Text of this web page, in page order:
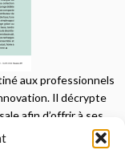
aux professionnels
Il décrypte
afin d’offrir à ses